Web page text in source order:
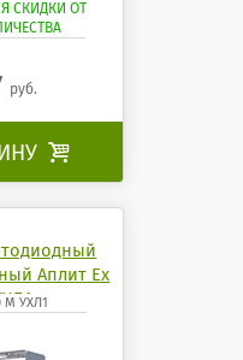
СКИДКИ ОТ
руб.

Аплит Ех
М УХЛ1